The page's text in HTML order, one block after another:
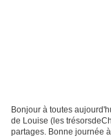
Bonjour à toutes
de Louise (les
partages. Bonne journée